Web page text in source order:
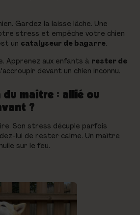
Gardez la laisse lâche. Une
stress et empêche votre chien
un catalyseur de bagarre.
Apprenez aux enfants à rester de
devant un chien inconnu.
maître : allié ou
?
Son stress décuple parfois
lui de rester calme. Un maître
sur le feu.